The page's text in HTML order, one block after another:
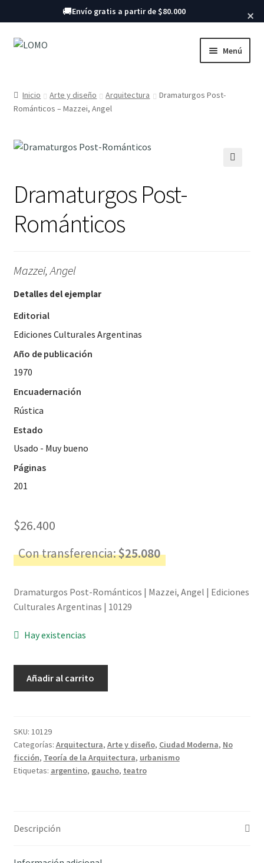
Buscar libros
🚚Envío gratis a partir de $80.000 ×
Ir
Ir
Menú
Libros
Inicio Arte y diseño Arquitectura
Dramaturgos Post-
Románticos – Mazzei, Angel
Dramaturgos Post-
Románticos
Mazzei, Angel
Detalles del ejemplar
Editorial
Ediciones Culturales Argentinas
Año de publicación
1970
Encuadernación
Rústica
Estado
Usado - Muy bueno
Páginas
201
$26.400
Con transferencia:$25.080
Dramaturgos Post-Románticos | Mazzei, Angel | Ediciones
Culturales Argentinas | 10129
Hay existencias
Mazzei,
Angel
cantidad
Añadir al carrito
SKU: 10129
Categorías: Arquitectura, Arte y diseño, Ciudad Moderna, No
ficción, Teoría de la Arquitectura, urbanismo
Etiquetas: argentino, gaucho, teatro
Descripción